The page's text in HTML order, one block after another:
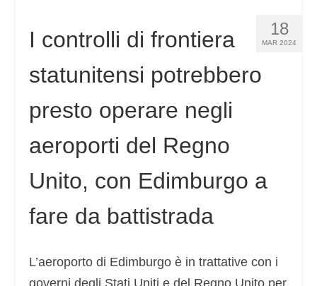
18
MAR 2024
I controlli di frontiera
statunitensi potrebbero
presto operare negli
aeroporti del Regno
Unito, con Edimburgo a
fare da battistrada
L’aeroporto di Edimburgo è in trattative con i
governi degli Stati Uniti e del Regno Unito per